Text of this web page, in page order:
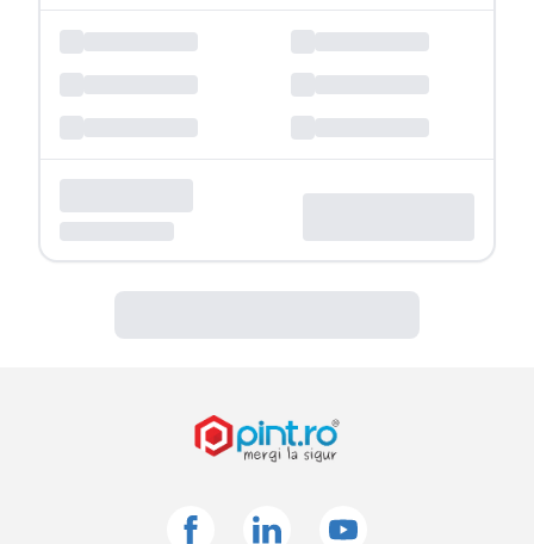
FacebookLinkedin Youtube